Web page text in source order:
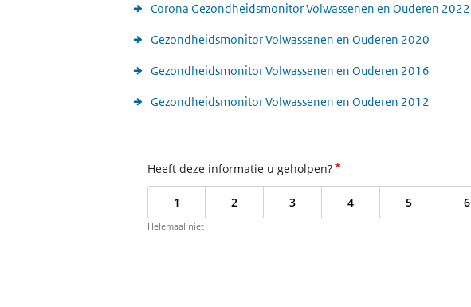
Corona Gezondheidsmonitor Volwassenen en Ouderen 2022
Gezondheidsmonitor Volwassenen en Ouderen 2020
Gezondheidsmonitor Volwassenen en Ouderen 2016
Gezondheidsmonitor Volwassenen en Ouderen 2012
Heeft deze informatie u geholpen?*
1 2 3 4 5 6
Helemaal niet